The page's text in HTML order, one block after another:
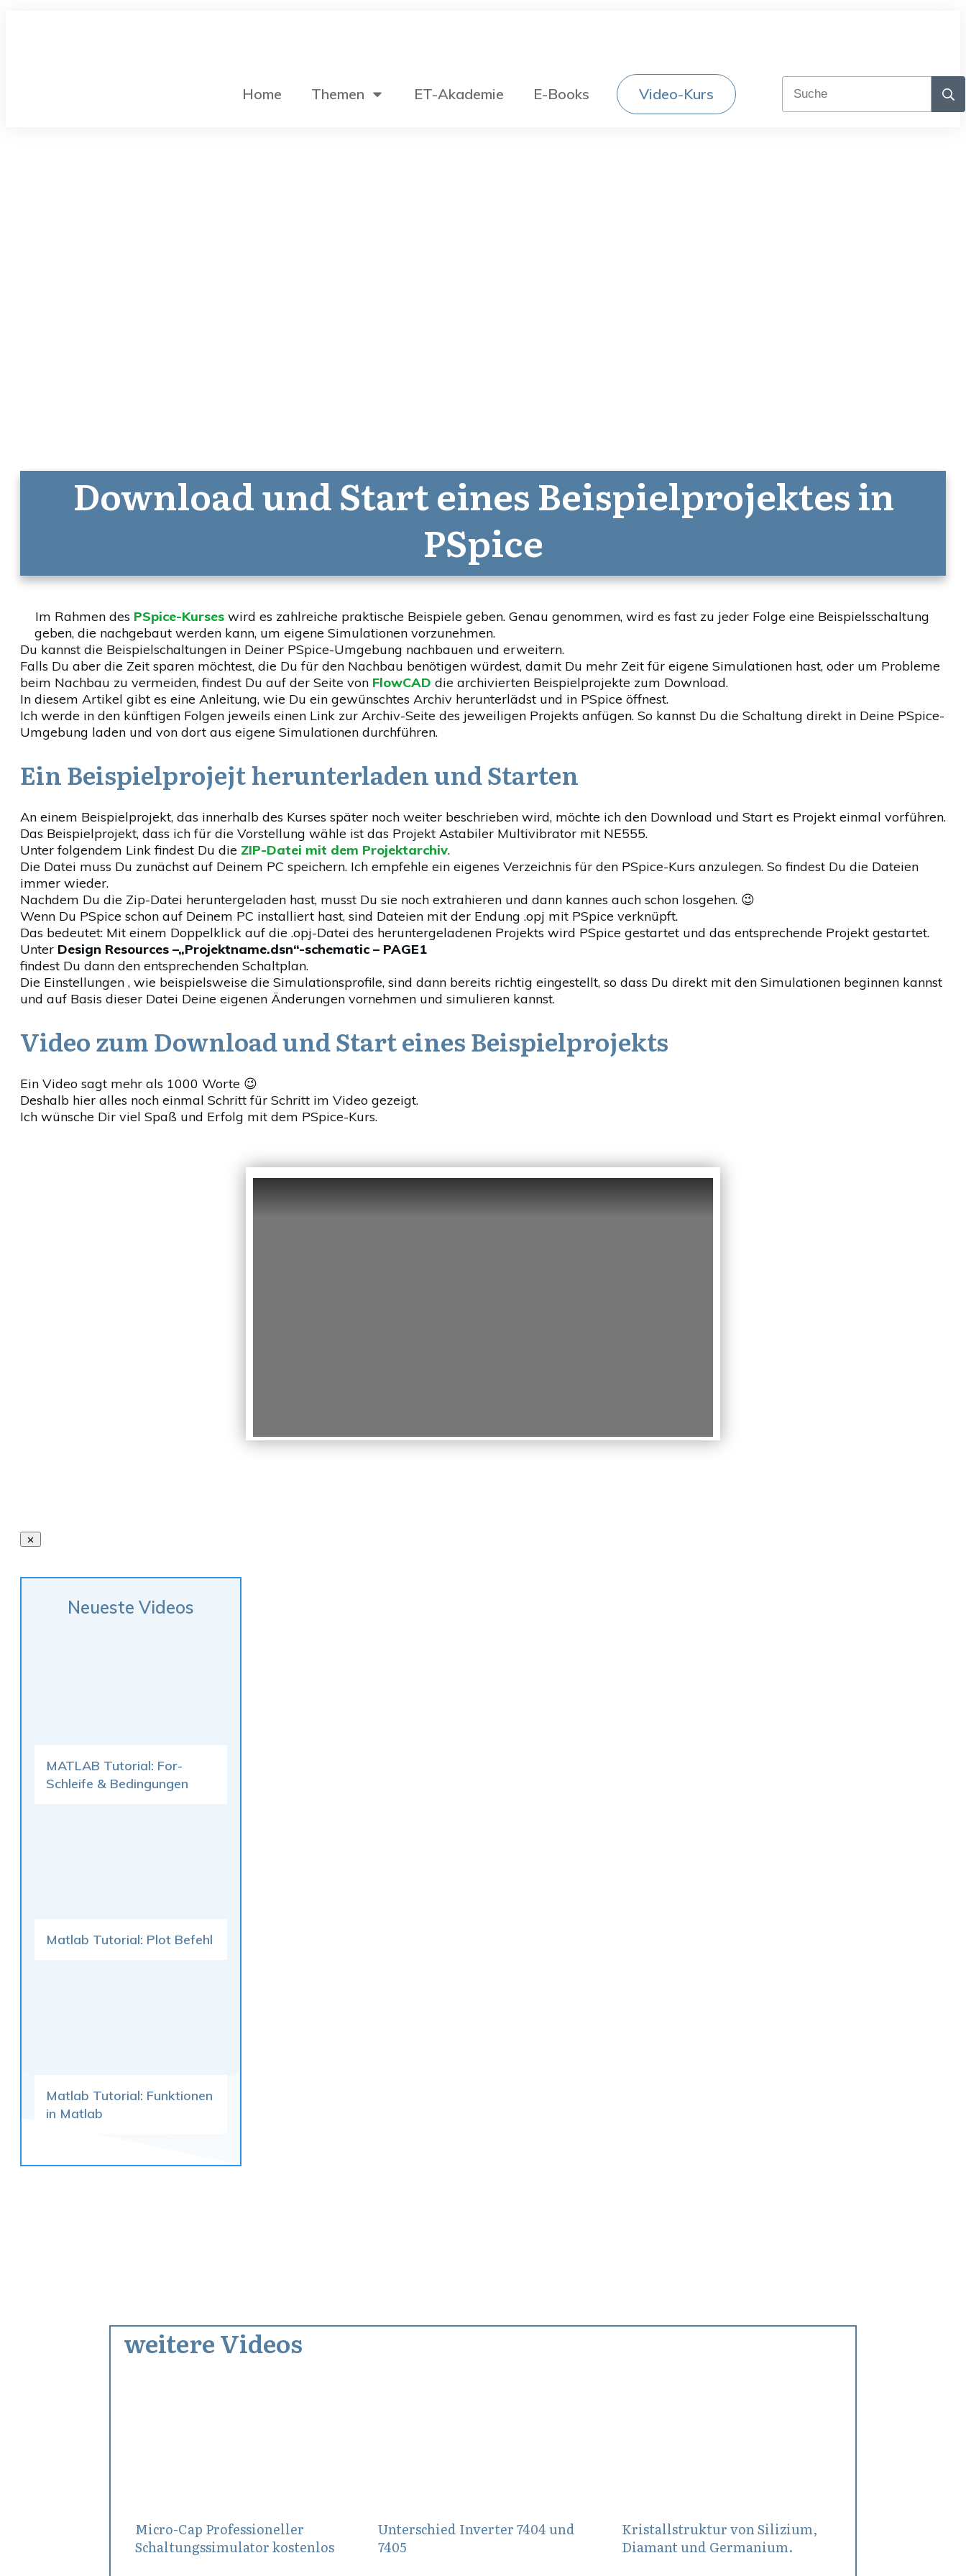
Home Themen ET-Akademie E-Books Video-Kurs
Download und Start eines Beispielprojektes in
PSpice
Im Rahmen des PSpice-Kurses wird es zahlreiche praktische Beispiele geben. Genau genommen, wird es fast zu jeder Folge eine Beispielsschaltung
geben, die nachgebaut werden kann, um eigene Simulationen vorzunehmen.
Du kannst die Beispielschaltungen in Deiner PSpice-Umgebung nachbauen und erweitern.
Falls Du aber die Zeit sparen möchtest, die Du für den Nachbau benötigen würdest, damit Du mehr Zeit für eigene Simulationen hast, oder um Probleme
beim Nachbau zu vermeiden, findest Du auf der Seite von FlowCAD die archivierten Beispielprojekte zum Download.
In diesem Artikel gibt es eine Anleitung, wie Du ein gewünschtes Archiv herunterlädst und in PSpice öffnest.
Ich werde in den künftigen Folgen jeweils einen Link zur Archiv-Seite des jeweiligen Projekts anfügen. So kannst Du die Schaltung direkt in Deine PSpice-
Umgebung laden und von dort aus eigene Simulationen durchführen.
Ein Beispielprojejt herunterladen und Starten
An einem Beispielprojekt, das innerhalb des Kurses später noch weiter beschrieben wird, möchte ich den Download und Start es Projekt einmal vorführen.
Das Beispielprojekt, dass ich für die Vorstellung wähle ist das Projekt Astabiler Multivibrator mit NE555.
Unter folgendem Link findest Du die ZIP-Datei mit dem Projektarchiv.
Die Datei muss Du zunächst auf Deinem PC speichern. Ich empfehle ein eigenes Verzeichnis für den PSpice-Kurs anzulegen. So findest Du die Dateien
immer wieder.
Nachdem Du die Zip-Datei heruntergeladen hast, musst Du sie noch extrahieren und dann kannes auch schon losgehen. 😉
Wenn Du PSpice schon auf Deinem PC installiert hast, sind Dateien mit der Endung .opj mit PSpice verknüpft.
Das bedeutet: Mit einem Doppelklick auf die .opj-Datei des heruntergeladenen Projekts wird PSpice gestartet und das entsprechende Projekt gestartet.
Unter Design Resources –„Projektname.dsn“-schematic – PAGE1
findest Du dann den entsprechenden Schaltplan.
Die Einstellungen , wie beispielsweise die Simulationsprofile, sind dann bereits richtig eingestellt, so dass Du direkt mit den Simulationen beginnen kannst
und auf Basis dieser Datei Deine eigenen Änderungen vornehmen und simulieren kannst.
Video zum Download und Start eines Beispielprojekts
Ein Video sagt mehr als 1000 Worte 😉
Deshalb hier alles noch einmal Schritt für Schritt im Video gezeigt.
Ich wünsche Dir viel Spaß und Erfolg mit dem PSpice-Kurs.
Neueste Videos
MATLAB Tutorial: For-
Schleife & Bedingungen
Matlab Tutorial: Plot Befehl
Matlab Tutorial: Funktionen
in Matlab
weitere Videos
Micro-Cap Professioneller
Schaltungssimulator kostenlos
Unterschied Inverter 7404 und
7405
Kristallstruktur von Silizium,
Diamant und Germanium.